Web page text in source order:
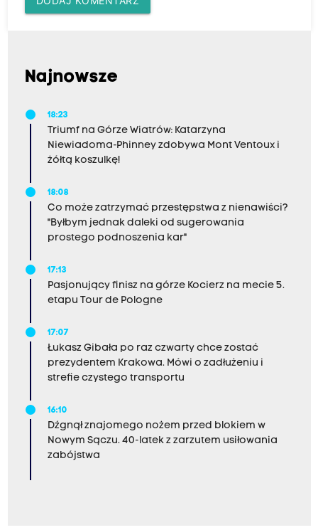
Najnowsze
18:23
Triumf na Górze Wiatrów: Katarzyna
Niewiadoma-Phinney zdobywa Mont Ventoux i
żółtą koszulkę!
18:08
Co może zatrzymać przestępstwa z nienawiści?
"Byłbym jednak daleki od sugerowania
prostego podnoszenia kar"
17:13
Pasjonujący finisz na górze Kocierz na mecie 5.
etapu Tour de Pologne
17:07
Łukasz Gibała po raz czwarty chce zostać
prezydentem Krakowa. Mówi o zadłużeniu i
strefie czystego transportu
16:10
Dźgnął znajomego nożem przed blokiem w
Nowym Sączu. 40-latek z zarzutem usiłowania
zabójstwa